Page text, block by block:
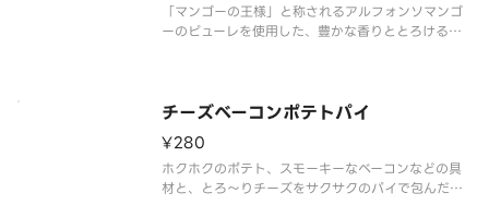
「マンゴーの王様」と称されるアルフォンソマンゴ
ーのピューレを使用した、豊かな香りととろける甘
チーズベーコンポテトパイ
¥280
ホクホクのポテト、スモーキーなベーコンなどの具
材と、とろ～りチーズをサクサクのパイで包んだや